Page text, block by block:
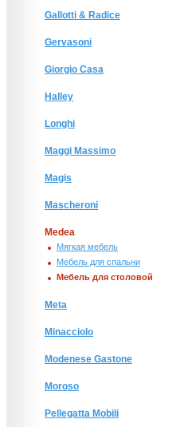
Gallotti & Radice
Gervasoni
Giorgio Сasa
Halley
Longhi
Maggi Massimo
Magis
Mascheroni
Medea
Мягкая мебель
Мебель для спальни
Мебель для столовой
Meta
Minacciolo
Modenese Gastone
Moroso
Pellegatta Mobili